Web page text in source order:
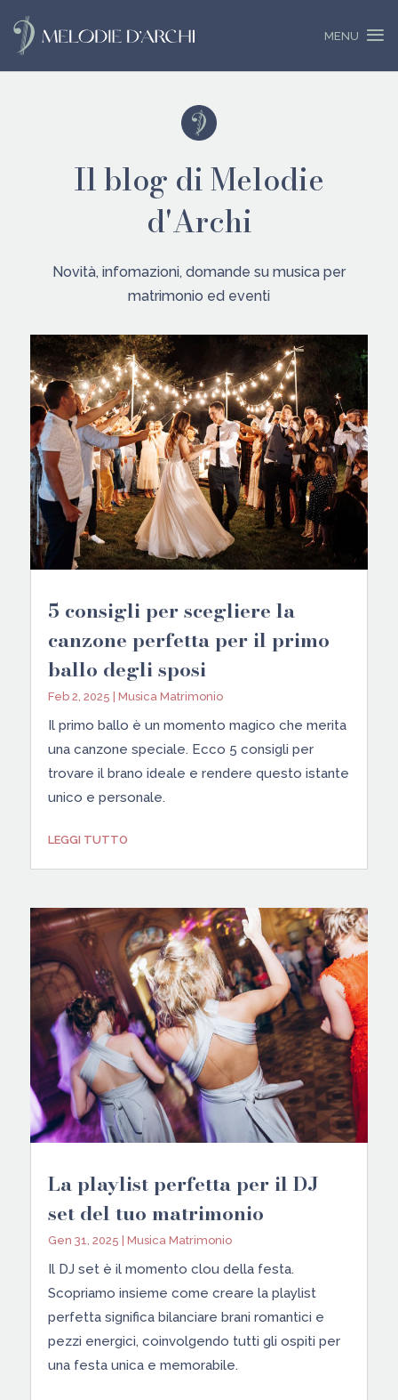
Il blog di Melodie
d'Archi
Novità, infomazioni, domande su musica per
matrimonio ed eventi
5 consigli per scegliere la
canzone perfetta per il primo
ballo degli sposi
Feb 2, 2025 | Musica Matrimonio
Il primo ballo è un momento magico che merita
una canzone speciale. Ecco 5 consigli per
trovare il brano ideale e rendere questo istante
unico e personale.
LEGGI TUTTO
La playlist perfetta per il DJ
set del tuo matrimonio
Gen 31, 2025 Musica Matrimonio
Il DJ set è il momento clou della festa.
Scopriamo insieme come creare la playlist
perfetta significa bilanciare brani romantici e
pezzi energici, coinvolgendo tutti gli ospiti per
una festa unica e memorabile.